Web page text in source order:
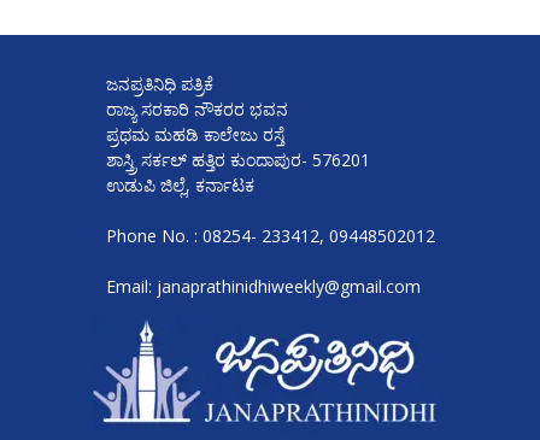
ಜನಪ್ರತಿನಿಧಿ ಪತ್ರಿಕೆ
ರಾಜ್ಯ ಸರಕಾರಿ ನೌಕರರ ಭವನ
ಪ್ರಥಮ ಮಹಡಿ ಕಾಲೇಜು ರಸ್ತೆ
ಶಾಸ್ತ್ರಿ ಸರ್ಕಲ್ ಹತ್ತಿರ ಕುಂದಾಪುರ- 576201
ಉಡುಪಿ ಜಿಲ್ಲೆ, ಕರ್ನಾಟಕ
Phone No. : 08254- 233412, 09448502012
Email: janaprathinidhiweekly@gmail.com